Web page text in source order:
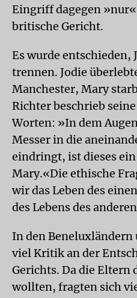
Eingriff dagegen
britische Gericht.
Es wurde entschieden,
trennen. Jodie
Manchester, Mary
Richter beschrieb
Worten: »In dem
Messer in die
eindringt, ist dieses
Mary.«Die ethische
wir das Leben des
des Lebens des
In den Beneluxländern
viel Kritik an der
Gerichts. Da die Eltern
wollten, fragten sich